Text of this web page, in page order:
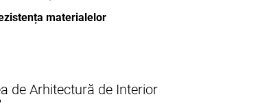
materialelor
de Arhitectură de Interior